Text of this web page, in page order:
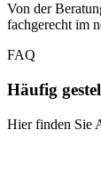
Von der
fachgerecht im
FAQ
Häufig
Hier finden Sie